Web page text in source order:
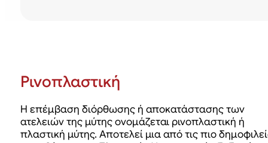
Ρινοπλαστική
Η επέμβαση διόρθωσης ή αποκατάστασης των
ατελειών της μύτης ονομάζεται ρινοπλαστική ή
πλαστική μύτης. Αποτελεί μια από τις πιο